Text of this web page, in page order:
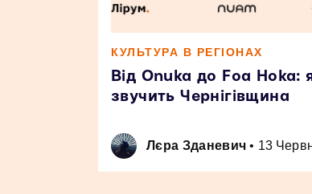
КУЛЬТУРА В РЕГІОНАХ
Від Onuka до Foa Hoka:
звучить Чернігівщина
Лєра Зданевич • 13